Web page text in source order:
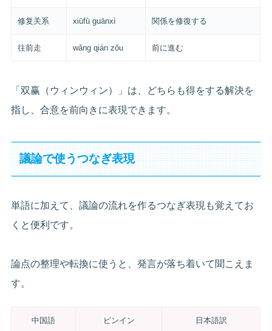
修复关系 xiūfù guānxì 関係を修復する
往前走 wǎng qián zǒu 前に進む
「双赢（ウィンウィン）」は、どちらも得をする解決を
指し、合意を前向きに表現できます。
議論で使うつなぎ表現
単語に加えて、議論の流れを作るつなぎ表現も覚えてお
くと便利です。
論点の整理や転換に使うと、発言が落ち着いて聞こえま
す。
中国語 ピンイン 日本語訳